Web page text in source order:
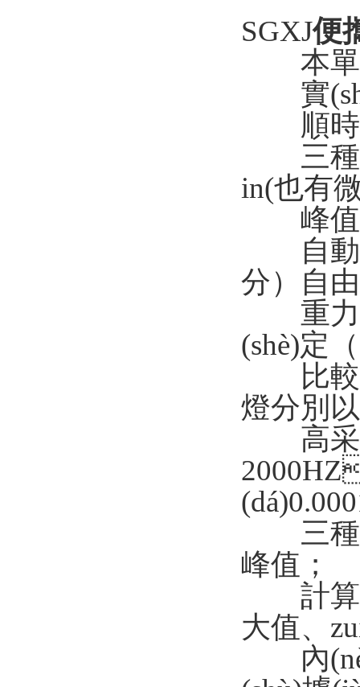
SGXJ便
本單
實(shí)
順時針/
三種單
in(也有
峰值保
自動關
分）自
重力加
(shè)定（
比較功
燈分別
高采
三種顯
峰值；
計算
大值
內(nèi)